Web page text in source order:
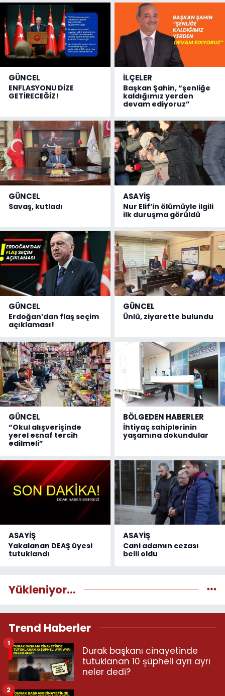
GÜNCEL
ENFLASYONU DİZE
GETİRECEĞİZ!
İLÇELER
Başkan Şahin, “şenliğe
kaldığımız yerden
devam ediyoruz”
GÜNCEL
Savaş, kutladı
ASAYİŞ
Nur Elif’in ölümüyle ilgili
ilk duruşma görüldü
GÜNCEL
Erdoğan’dan flaş seçim
açıklaması!
GÜNCEL
Ünlü, ziyarette bulundu
GÜNCEL
“Okul alışverişinde
yerel esnaf tercih
edilmeli”
BÖLGEDEN HABERLER
İhtiyaç sahiplerinin
yaşamına dokundular
ASAYİŞ
Yakalanan DEAŞ üyesi
tutuklandı
ASAYİŞ
Cani adamın cezası
belli oldu
Yükleniyor...
Trend Haberler
Durak başkanı cinayetinde
tutuklanan 10 şüpheli ayrı ayrı
neler dedi?
1
2